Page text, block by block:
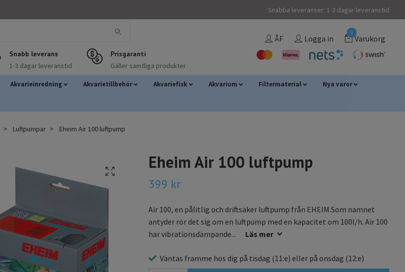
Snabba leveranser: 1-3 dagar leveranstid
Snabb leverans
1-3 dagar leveranstid
Prisgaranti
Gäller samtliga produkter
ÅF Logga in
0
Varukorg
Akvarieinredning Akvarietillbehör Akvariefisk Akvarium Filtermaterial Nya varor
Luftpumpar Eheim Air 100 luftpump
Eheim Air 100 luftpump
399 kr
Air 100, en pålitlig och driftsäker luftpump från EHEIM.Som namnet
antyder rör det sig om en luftpump med en kapacitet om 100l/h. Air 100
har vibrationsdämpande...
Läs mer
Väntas framme hos dig på tisdag (11:e) eller på onsdag (12:e)